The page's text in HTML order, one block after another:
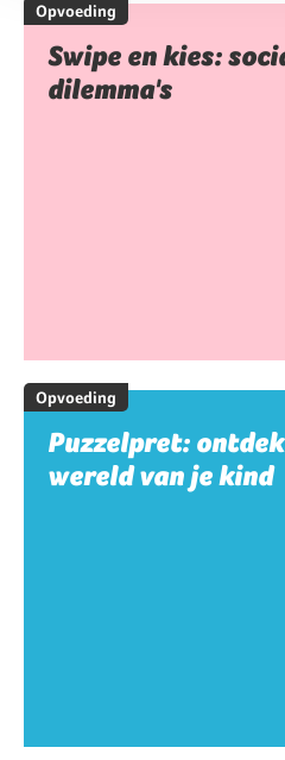
Opvoeding
Swipe en kies:
dilemma's
Opvoeding
Puzzelpret:
wereld van je kind